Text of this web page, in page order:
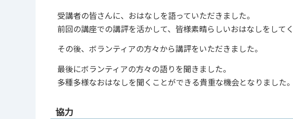
受講者の皆さんに、おはなしを語っていただきました。
前回の講座での講評を活かして、皆様素晴らしいおはなしをして
その後、ボランティアの方々から講評をいただきました。
最後にボランティアの方々の語りを聞きました。
多種多様なおはなしを聞くことができる貴重な機会となりました。
協力